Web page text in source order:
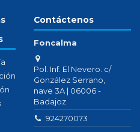
Contáctenos
Foncalma
Pol. Inf. El Nevero. c/
González Serrano,
nave 3A | 06006 -
Badajoz
924270073